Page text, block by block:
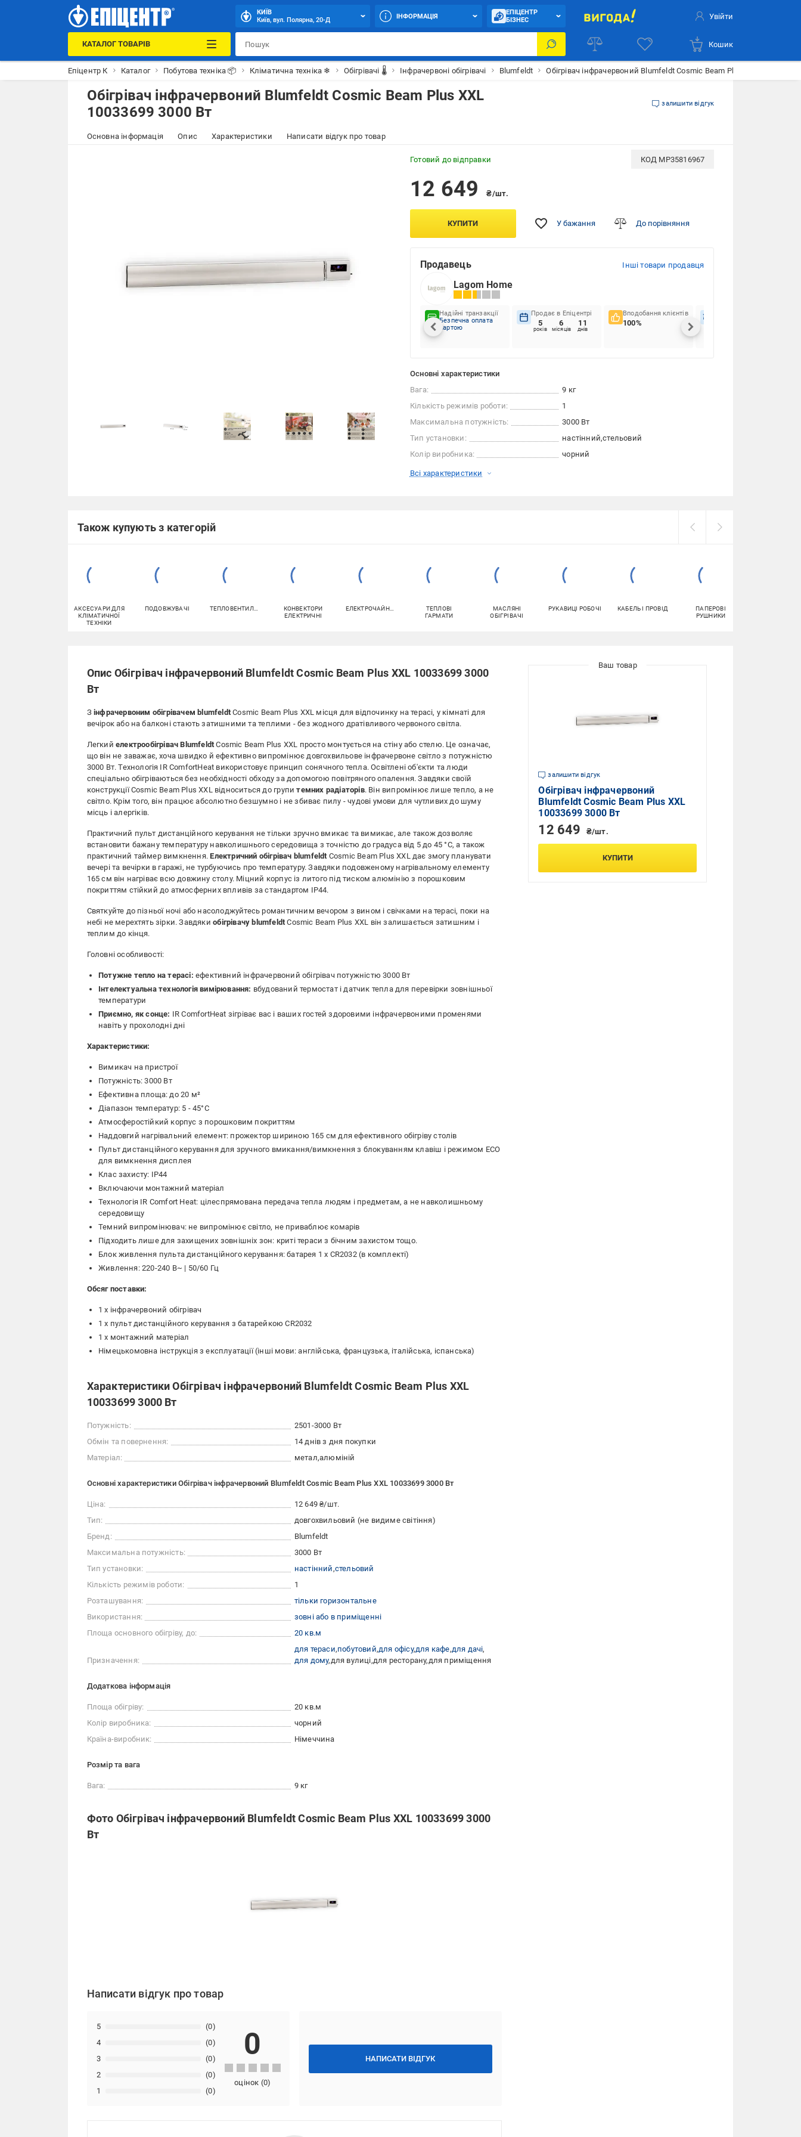
КИЇВ
Київ, вул. Полярна, 20-Д
ІНФОРМАЦІЯ
ЕПІЦЕНТР
БІЗНЕС
Увійти
КАТАЛОГ ТОВАРІВ Кошик
Епіцентр К Каталог Побутова техніка 📦 Кліматична техніка ❄ Обігрівачі 🌡 Інфрачервоні обігрівачі Blumfeldt Обігрівач інфрачервоний Blumfeldt Cosmic Beam Plus XXL 10033699
Обігрівач інфрачервоний Blumfeldt Cosmic Beam Plus XXL
10033699 3000 Вт
залишити відгук
Основна інформація Опис Характеристики Написати відгук про товар
Готовий до відправки КОД MP35816967
12 649 ₴/шт.
КУПИТИ У бажання До порівняння
Продавець Інші товари продавця
Lagom Home
Надійні транзакції
Безпечна оплата
картою
Продає в Епіцентрі
5
років
6
місяців
11
днів
Вподобання клієнтів
100%
Основні характеристики
Вага:
9 кг
Кількість режимів роботи:
1
Максимальна потужність:
3000 Вт
Тип установки:
настінний стельовий
Колір виробника:
чорний
Всі характеристики
Також купують з категорій
АКСЕСУАРИ ДЛЯ
КЛІМАТИЧНОЇ
ТЕХНІКИ
ПОДОВЖУВАЧІ ТЕПЛОВЕНТИЛЯТОРИ
КОНВЕКТОРИ
ЕЛЕКТРИЧНІ
ЕЛЕКТРОЧАЙНИКИ
ТЕПЛОВІ
ГАРМАТИ
МАСЛЯНІ
ОБІГРІВАЧІ
РУКАВИЦІ РОБОЧІ КАБЕЛЬ І ПРОВІД
ПАПЕРОВІ
РУШНИКИ
Опис Обігрівач інфрачервоний Blumfeldt Cosmic Beam Plus XXL 10033699 3000
Вт
З інфрачервоним обігрівачем blumfeldtCosmic Beam Plus XXL місця для відпочинку на терасі, у кімнаті для
вечірок або на балконі стають затишними та теплими - без жодного дратівливого червоного світла.
Легкий електрообігрівач BlumfeldtCosmic Beam Plus XXL просто монтується на стіну або стелю. Це означає,
що він не заважає, хоча швидко й ефективно випромінює довгохвильове інфрачервоне світло з потужністю
3000 Вт. Технологія IR ComfortHeat використовує принцип сонячного тепла. Освітлені об'єкти та люди
спеціально обігріваються без необхідності обходу за допомогою повітряного опалення. Завдяки своїй
конструкції Cosmic Beam Plus XXL відноситься до групитемних радіаторів. Він випромінює лише тепло, а не
світло. Крім того, він працює абсолютно безшумно і не збиває пилу - чудові умови для чутливих до шуму
місць і алергіків.
Практичний пульт дистанційного керування не тільки зручно вмикає та вимикає, але також дозволяє
встановити бажану температуру навколишнього середовища з точністю до градуса від 5 до 45 °C, а також
практичний таймер вимкнення.Електричний обігрівач blumfeldtCosmic Beam Plus XXL дає змогу планувати
вечері та вечірки в гаражі, не турбуючись про температуру. Завдяки подовженому нагрівальному елементу
165 см він нагріває всю довжину столу. Міцний корпус із литого під тиском алюмінію з порошковим
покриттям стійкий до атмосферних впливів за стандартом IP44.
Святкуйте до пізньої ночі або насолоджуйтесь романтичним вечором з вином і свічками на терасі, поки на
небі не мерехтять зірки. Завдякиобігрівачу blumfeldtCosmic Beam Plus XXL він залишається затишним і
теплим до кінця.
Головні особливості:
Потужне тепло на терасі: ефективний інфрачервоний обігрівач потужністю 3000 Вт
Інтелектуальна технологія вимірювання: вбудований термостат і датчик тепла для перевірки зовнішньої
температури
Приємно, як сонце: IR ComfortHeat зігріває вас і ваших гостей здоровими інфрачервоними променями
навіть у прохолодні дні
Характеристики:
Вимикач на пристрої
Потужність: 3000 Вт
Ефективна площа: до 20 м²
Діапазон температур: 5 - 45°C
Атмосферостійкий корпус з порошковим покриттям
Наддовгий нагрівальний елемент: прожектор шириною 165 см для ефективного обігріву столів
Пульт дистанційного керування для зручного вмикання/вимкнення з блокуванням клавіш і режимом ECO
для вимкнення дисплея
Клас захисту: IP44
Включаючи монтажний матеріал
Технологія IR Comfort Heat: цілеспрямована передача тепла людям і предметам, а не навколишньому
середовищу
Темний випромінювач: не випромінює світло, не приваблює комарів
Підходить лише для захищених зовнішніх зон: криті тераси з бічним захистом тощо.
Блок живлення пульта дистанційного керування: батарея 1 x CR2032 (в комплекті)
Живлення: 220-240 В~ | 50/60 Гц
Обсяг поставки:
1 х інфрачервоний обігрівач
1 x пульт дистанційного керування з батарейкою CR2032
1 х монтажний матеріал
Німецькомовна інструкція з експлуатації (інші мови: англійська, французька, італійська, іспанська)
Характеристики Обігрівач інфрачервоний Blumfeldt Cosmic Beam Plus XXL
10033699 3000 Вт
Потужність:
2501-3000 Вт
Обмін та повернення:
14 днів з дня покупки
Матеріал:
метал алюміній
Основні характеристики Обігрівач інфрачервоний Blumfeldt Cosmic Beam Plus XXL 10033699 3000 Вт
Ціна:
12 649 ₴/шт.
Тип:
довгохвильовий (не видиме світіння)
Бренд:
Blumfeldt
Максимальна потужність:
3000 Вт
Тип установки:
настінний стельовий
Кількість режимів роботи:
1
Розташування:
тільки горизонтальне
Використання:
зовні або в приміщенні
Площа основного обігріву, до:
20 кв.м
Призначення:
для тераси побутовий для офісу для кафе для дачі
для дому для вулиці для ресторану для приміщення
Додаткова інформація
Площа обігріву:
20 кв.м
Колір виробника:
чорний
Країна-виробник:
Німеччина
Розмір та вага
Вага: 9 кг
Фото Обігрівач інфрачервоний Blumfeldt Cosmic Beam Plus XXL 10033699 3000
Вт
Написати відгук про товар
НАПИСАТИ ВІДГУК
1 (0)
2 (0)
3 (0)
4 (0)
5 (0)
0
оцінок (0)
залишити відгук
Обігрівач інфрачервоний
Blumfeldt Cosmic Beam Plus XXL
10033699 3000 Вт
12 649 ₴/шт.
КУПИТИ